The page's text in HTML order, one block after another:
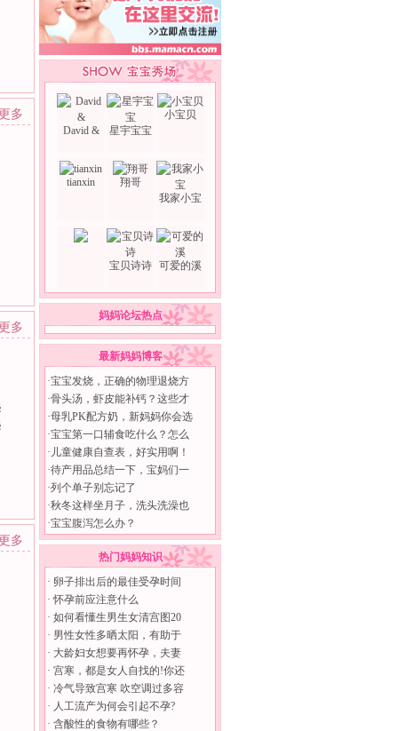
多
多
多
David & 星宇宝宝
小宝贝
tianxin
翔哥
我家小宝
宝贝诗诗 可爱的溪
妈妈论坛热点
最新妈妈博客
·宝宝发烧，正确的物理退烧方
·骨头汤，虾皮能补钙？这些才
·母乳PK配方奶，新妈妈你会选
·宝宝第一口辅食吃什么？怎么
· 儿童健康自查表，好实用啊！
·待产用品总结一下，宝妈们一
·列个单子别忘记了
·秋冬这样坐月子，洗头洗澡也
·宝宝腹泻怎么办？
热门妈妈知识
· 卵子排出后的最佳受孕时间
·怀孕前应注意什么
· 如何看懂生男生女清宫图20
· 男性女性多晒太阳，有助于
· 大龄妇女想要再怀孕，夫妻
· 宫寒，都是女人自找的!你还
· 冷气导致宫寒 吹空调过多容
· 人工流产为何会引起不孕?
· 含酸性的食物有哪些？